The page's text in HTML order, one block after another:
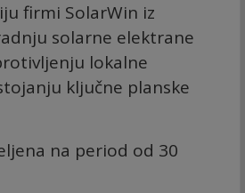
firmi SolarWin iz
solarne elektrane
lokalne
ključne planske
na period od 30